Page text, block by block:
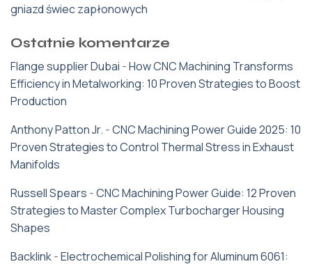
gniazd świec zapłonowych
Ostatnie komentarze
Flange supplier Dubai -How CNC Machining Transforms
Efficiency in Metalworking: 10 Proven Strategies to Boost
Production
Anthony Patton Jr. -CNC Machining Power Guide 2025: 10
Proven Strategies to Control Thermal Stress in Exhaust
Manifolds
Russell Spears -CNC Machining Power Guide: 12 Proven
Strategies to Master Complex Turbocharger Housing
Shapes
Backlink-Electrochemical Polishing for Aluminum 6061: